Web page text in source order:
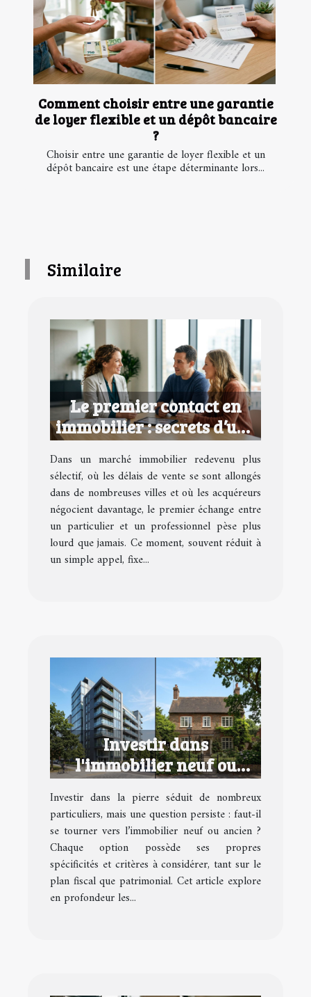
Comment choisir entre une garantie
de loyer flexible et un dépôt bancaire
?
Choisir entre une garantie de loyer flexible et un
dépôt bancaire est une étape déterminante lors...
Similaire
Le premier contact en
immobilier : secrets d’une
relation qui fonctionne
Dans un marché immobilier redevenu plus
sélectif, où les délais de vente se sont allongés
dans de nombreuses villes et où les acquéreurs
négocient davantage, le premier échange entre
un particulier et un professionnel pèse plus
lourd que jamais. Ce moment, souvent réduit à
un simple appel, fixe...
Investir dans
l'immobilier neuf ou
ancien : avantages et
inconvénients
Investir dans la pierre séduit de nombreux
particuliers, mais une question persiste : faut-il
se tourner vers l’immobilier neuf ou ancien ?
Chaque option possède ses propres
spécificités et critères à considérer, tant sur le
plan fiscal que patrimonial. Cet article explore
en profondeur les...